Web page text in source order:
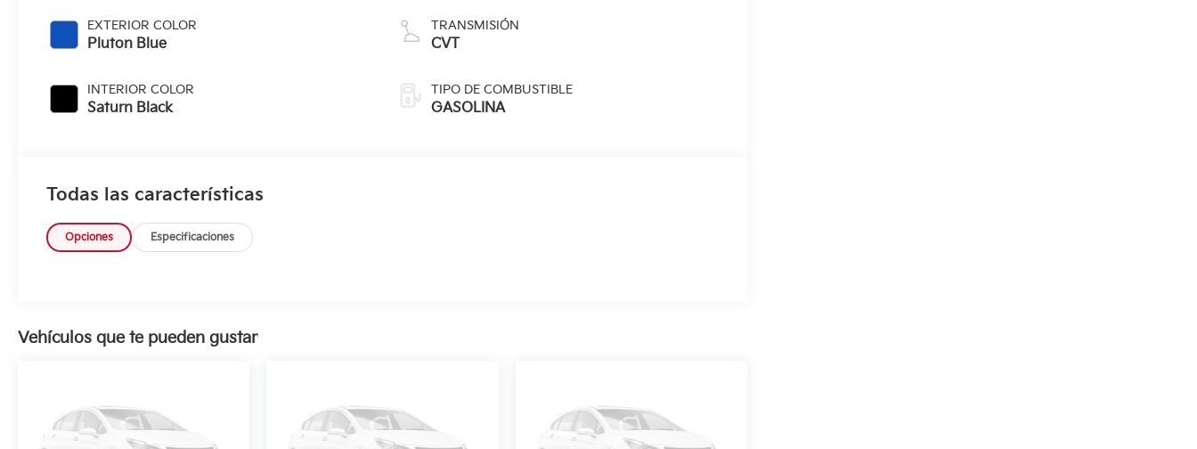
EXTERIOR COLOR
Pluton Blue
INTERIOR COLOR
Saturn Black
TRANSMISIÓN
CVT
TIPO DE COMBUSTIBLE
GASOLINA
Todas las características
Opciones Especificaciones
Vehículos que te pueden gustar